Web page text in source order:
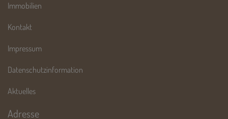
Immobilien
Kontakt
Impressum
Datenschutzinformation
Aktuelles
Adresse